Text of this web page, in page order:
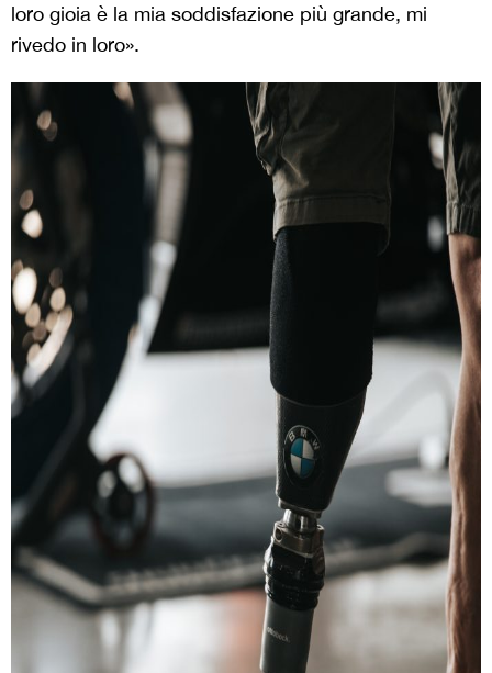
loro gioia è la mia soddisfazione più grande, mi
rivedo in loro».